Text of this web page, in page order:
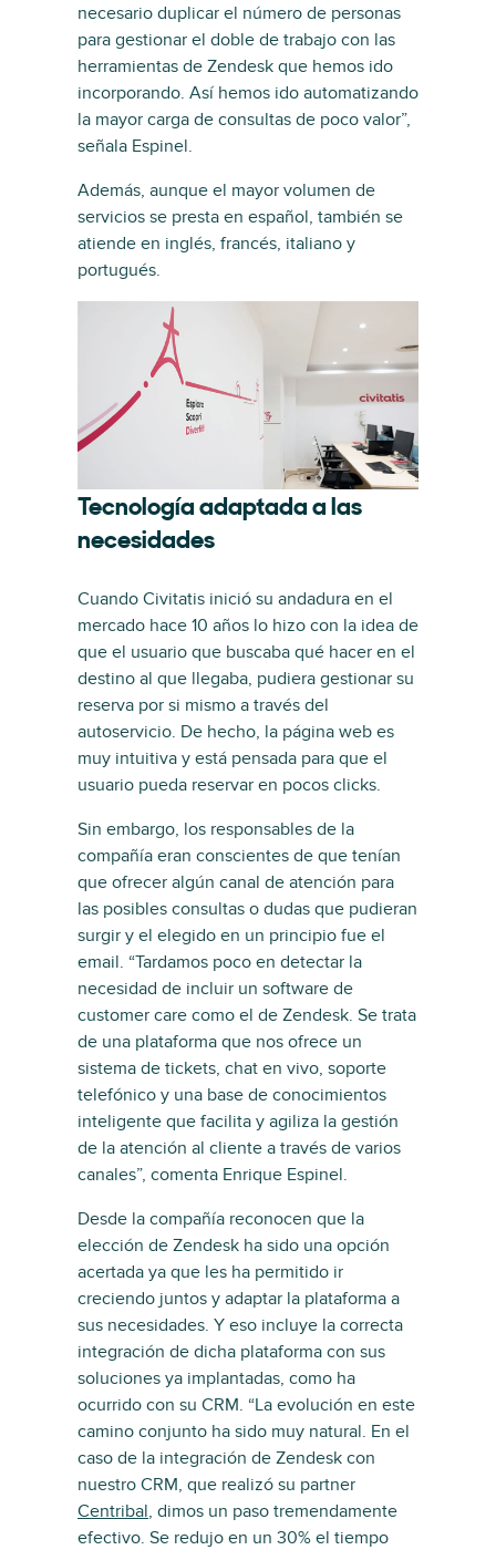
necesario duplicar el número de personas
para gestionar el doble de trabajo con las
herramientas de Zendesk que hemos ido
incorporando. Así hemos ido automatizando
la mayor carga de consultas de poco valor”,
señala Espinel.
Además, aunque el mayor volumen de
servicios se presta en español, también se
atiende en inglés, francés, italiano y
portugués.
Tecnología adaptada a las
necesidades
Cuando Civitatis inició su andadura en el
mercado hace 10 años lo hizo con la idea de
que el usuario que buscaba qué hacer en el
destino al que llegaba, pudiera gestionar su
reserva por si mismo a través del
autoservicio. De hecho, la página web es
muy intuitiva y está pensada para que el
usuario pueda reservar en pocos clicks.
Sin embargo, los responsables de la
compañía eran conscientes de que tenían
que ofrecer algún canal de atención para
las posibles consultas o dudas que pudieran
surgir y el elegido en un principio fue el
email. “Tardamos poco en detectar la
necesidad de incluir un software de
customer care como el de Zendesk. Se trata
de una plataforma que nos ofrece un
sistema de tickets, chat en vivo, soporte
telefónico y una base de conocimientos
inteligente que facilita y agiliza la gestión
de la atención al cliente a través de varios
canales”, comenta Enrique Espinel.
Desde la compañía reconocen que la
elección de Zendesk ha sido una opción
acertada ya que les ha permitido ir
creciendo juntos y adaptar la plataforma a
sus necesidades. Y eso incluye la correcta
integración de dicha plataforma con sus
soluciones ya implantadas, como ha
ocurrido con su CRM. “La evolución en este
camino conjunto ha sido muy natural. En el
caso de la integración de Zendesk con
nuestro CRM, que realizó su partner
Centribal, dimos un paso tremendamente
efectivo. Se redujo en un 30% el tiempo